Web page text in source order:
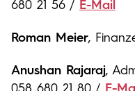
680 21 56 / E-Mail
Roman Meier,
Anushan Rajaraj,